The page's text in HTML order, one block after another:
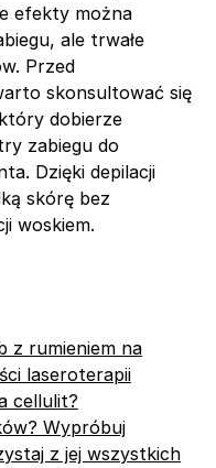
efekty można
ale trwałe
Przed
skonsultować się
dobierze
zabiegu do
Dzięki depilacji
skórę bez
woskiem.
z rumieniem na
laseroterapii
cellulit?
Wypróbuj
z jej wszystkich